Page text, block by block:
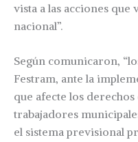
vista a las acciones
nacional”.
Según comunicaron,
Festram, ante la
que afecte los
trabajadores
el sistema previsional